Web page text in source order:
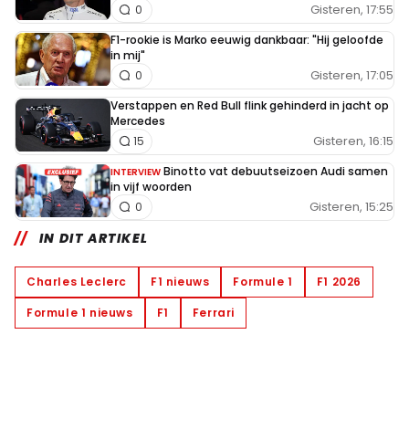
Gisteren, 17:55
0
F1-rookie is Marko eeuwig dankbaar: "Hij geloofde
in mij"
Gisteren, 17:05
0
Verstappen en Red Bull flink gehinderd in jacht op
Mercedes
Gisteren, 16:15
15
INTERVIEW Binotto vat debuutseizoen Audi samen
in vijf woorden
Gisteren, 15:25
0
IN DIT ARTIKEL
Charles Leclerc F1 nieuws Formule 1
F1 2026
Formule 1 nieuws
F1 Ferrari